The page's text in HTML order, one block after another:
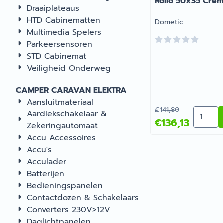
Draaiplateaus
HTD Cabinematten
Multimedia Spelers
Parkeersensoren
STD Cabinemat
Veiligheid Onderweg
CAMPER CARAVAN ELEKTRA
Aansluitmateriaal
Aardlekschakelaar &
Zekeringautomaat
Accu Accessoires
Accu's
Acculader
Batterijen
Bedieningspanelen
Contactdozen & Schakelaars
Converters 230V>12V
Merk:
Dometic
Van 141,80 voor
€141,80
€136,13
Aantal